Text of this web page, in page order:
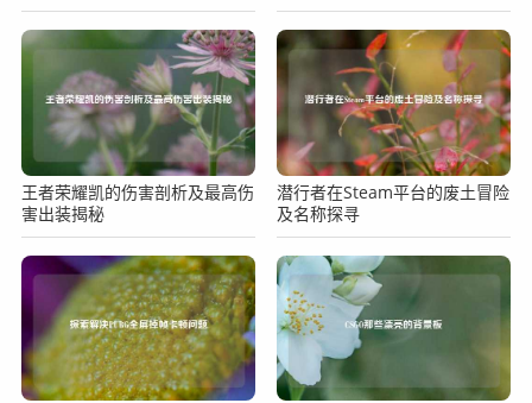
王者荣耀凯的伤害剖析及最高伤
害出装揭秘
潜行者在Steam平台的废土冒险
及名称探寻